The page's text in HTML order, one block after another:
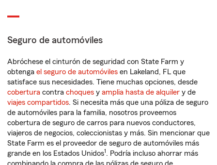
Seguro de automóviles
Abróchese el cinturón de seguridad con State Farm y
obtenga el seguro de automóviles en Lakeland, FL que
satisface sus necesidades. Tiene muchas opciones, desde
cobertura contra choques y amplia hasta de alquiler y de
viajes compartidos. Si necesita más que una póliza de seguro
de automóviles para la familia, nosotros proveemos
cobertura de seguro de carros para nuevos conductores,
viajeros de negocios, coleccionistas y más. Sin mencionar que
State Farm es el proveedor de seguro de automóviles más
grande en los Estados Unidos1. Podría incluso ahorrar más